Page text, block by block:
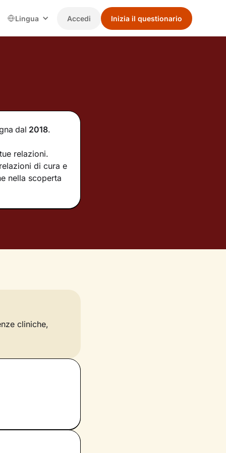
Lingua Accedi Inizia il questionario
dal 2018.
relazioni.
di cura e
nella scoperta
cliniche,